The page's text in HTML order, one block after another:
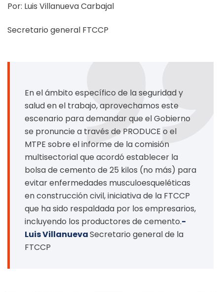
Por: Luis Villanueva Carbajal
Secretario general FTCCP
En el ámbito específico de la seguridad y
salud en el trabajo, aprovechamos este
escenario para demandar que el Gobierno
se pronuncie a través de PRODUCE o el
MTPE sobre el informe de la comisión
multisectorial que acordó establecer la
bolsa de cemento de 25 kilos (no más) para
evitar enfermedades musculoesqueléticas
en construcción civil, iniciativa de la FTCCP
que ha sido respaldada por los empresarios,
incluyendo los productores de cemento.-
Luis VillanuevaSecretario general de la
FTCCP